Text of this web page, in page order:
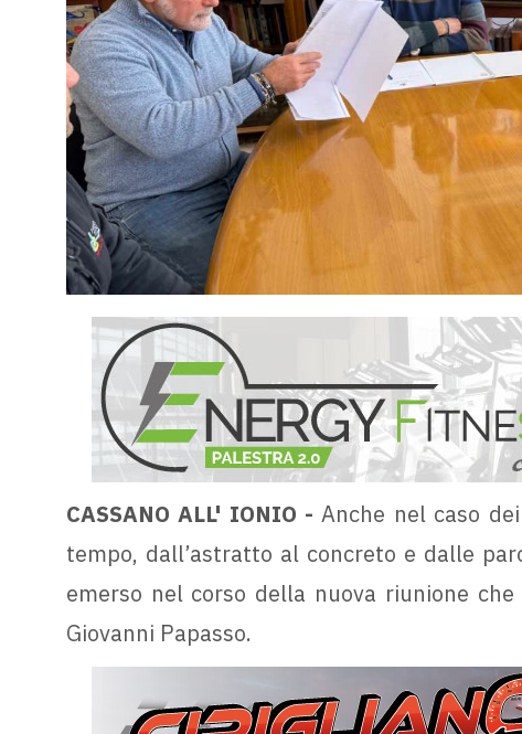
CASSANO ALL' IONIO - Anche nel caso
tempo, dall’astratto al concreto e dalle
emerso nel corso della nuova riunione
Giovanni Papasso.